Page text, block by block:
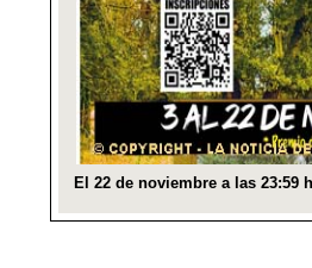
El 22 de noviembre a las 23:59